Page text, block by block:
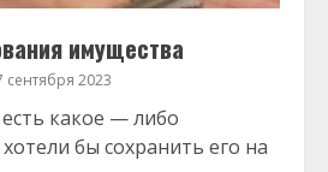
имущества
сентября 2023
какое — либо
бы сохранить его на